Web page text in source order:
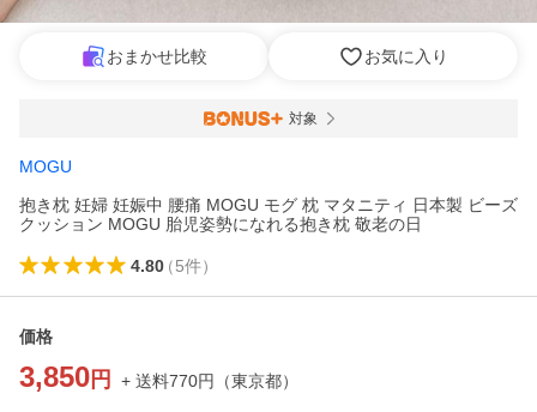
おまかせ比較 お気に入り
対象
MOGU
抱き枕 妊婦 妊娠中 腰痛 MOGU モグ 枕 マタニティ 日本製 ビーズ
クッション MOGU 胎児姿勢になれる抱き枕 敬老の日
4.80（5件）
価格
3,850 円 + 送料770円 （東京都）